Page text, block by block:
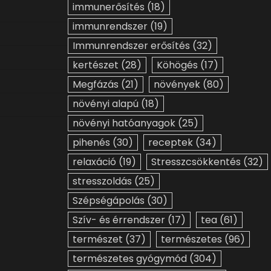
immunerősítés (18)
immunrendszer (19)
Immunrendszer erősítés (32)
kertészet (28) Köhögés (17)
Megfázás (21) növények (80)
növényi alapú (18)
növényi hatóanyagok (25)
pihenés (30) receptek (34)
relaxáció (19) Stresszcsökkentés (32)
stresszoldás (25)
Szépségápolás (30)
Szív- és érrendszer (17) tea (61)
természet (37) természetes (96)
természetes gyógymód (304)